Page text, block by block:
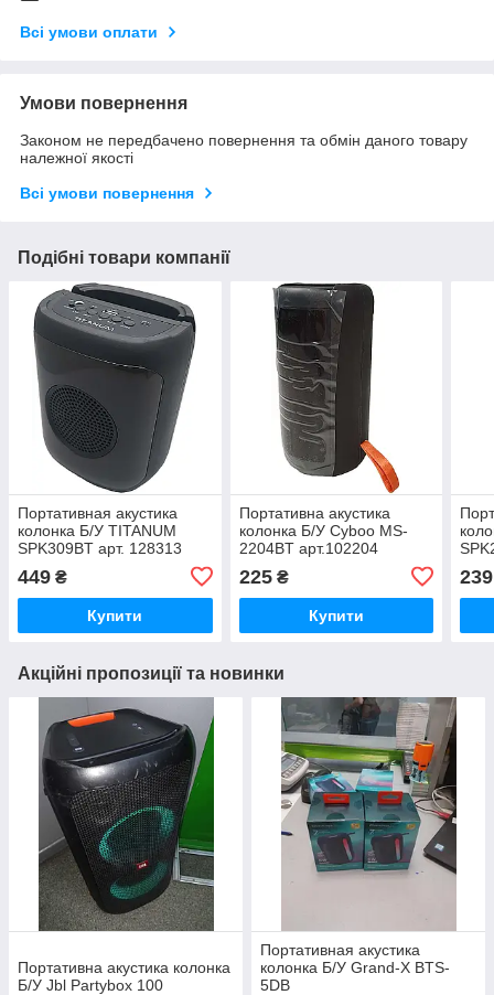
Всі умови оплати
Умови повернення
Законом не передбачено повернення та обмін даного товару
належної якості
Всі умови повернення
Подібні товари компанії
Портативная акустика
колонка Б/У TITANUM
SPK309BT арт. 128313
449 ₴
Купити
Портативна акустика
колонка Б/У Cyboo MS-
2204BT арт.102204
225₴
Купити
239
Акційні пропозиції та новинки
Портативна акустика колонка
Б/У Jbl Partybox 100
Портативная акустика
колонка Б/У Grand-X BTS-
5DB